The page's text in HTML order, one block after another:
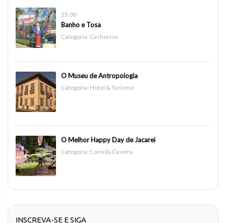
25,00
Banho e Tosa
Categoria: Cachorros
O Museu de Antropologia
Categoria: Hotel & Turismo
O Melhor Happy Day de Jacarei
Categoria: Comida Caseira
INSCREVA-SE E SIGA